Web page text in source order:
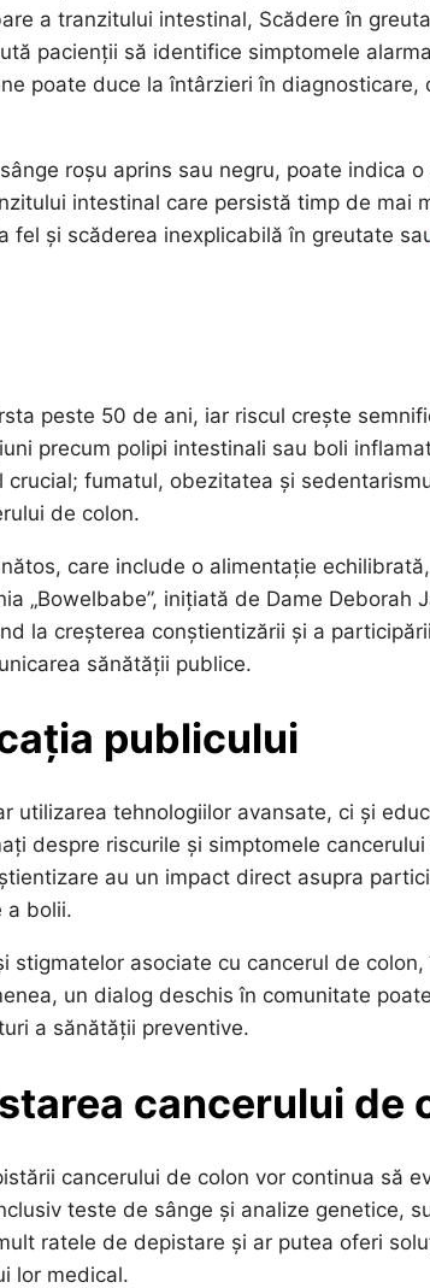
a tranzitului intestinal, Scădere în
pacienții să identifice simptomele
poate duce la întârzieri în diagnosticare,
roșu aprins sau negru, poate indica o
intestinal care persistă timp de mai
fel și scăderea inexplicabilă în greutate
peste 50 de ani, iar riscul crește
precum polipi intestinali sau boli
fumatul, obezitatea și
de colon.
care include o alimentație
„Bowelbabe”, inițiată de Dame Deborah
la creșterea conștientizării și a
sănătății publice.
publicului
utilizarea tehnologiilor avansate, ci și
despre riscurile și simptomele
au un impact direct asupra
a bolii.
asociate cu cancerul de colon,
un dialog deschis în comunitate
a sănătății preventive.
cancerului de
cancerului de colon vor continua să
teste de sânge și analize genetice,
ratele de depistare și ar putea oferi
lor medical.